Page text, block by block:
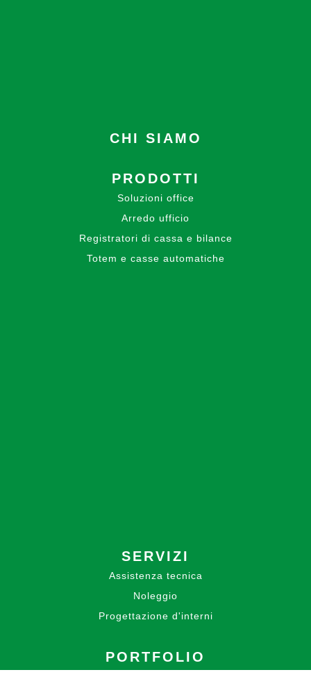
CHI SIAMO
PRODOTTI
Soluzioni office
Arredo ufficio
Registratori di cassa e bilance
Totem e casse automatiche
SERVIZI
Assistenza tecnica
Noleggio
Progettazione d'interni
PORTFOLIO